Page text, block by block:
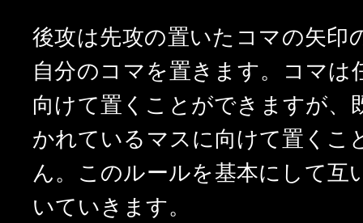
後攻は先攻の置いたコマの矢印
自分のコマを置きます。
コマは
向けて置くことができますが、
かれているマスに向けて置くこ
ん。
このルールを基本にして互
いていきます。